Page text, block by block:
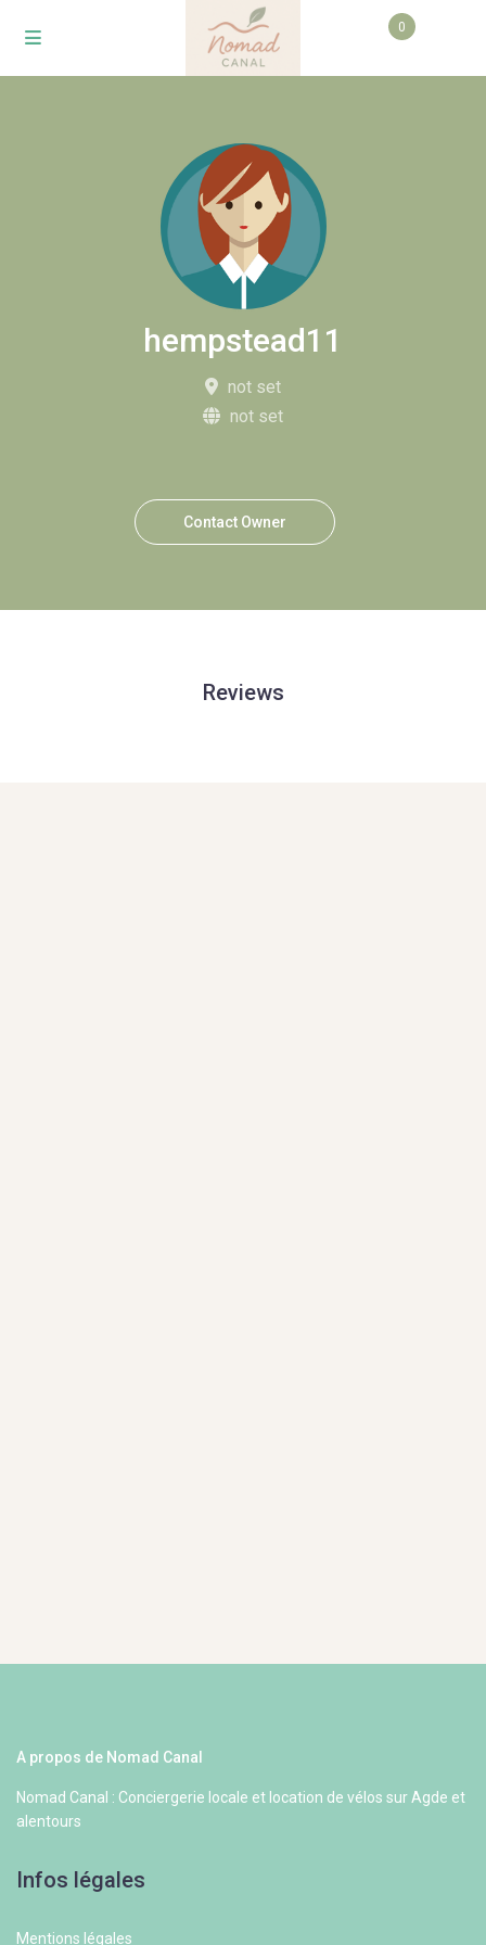
0
hempstead11
not set
not set
Contact Owner
Reviews
A propos de Nomad Canal
Nomad Canal : Conciergerie locale et location de vélos sur Agde et
alentours
Infos légales
Mentions légales